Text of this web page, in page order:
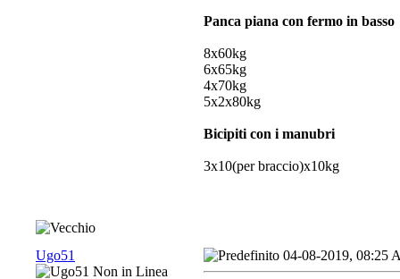
Panca piana con fermo in basso
8x60kg
6x65kg
4x70kg
5x2x80kg
Bicipiti con i manubri
3x10(per braccio)x10kg
Ugo51 04-08-2019, 08:25